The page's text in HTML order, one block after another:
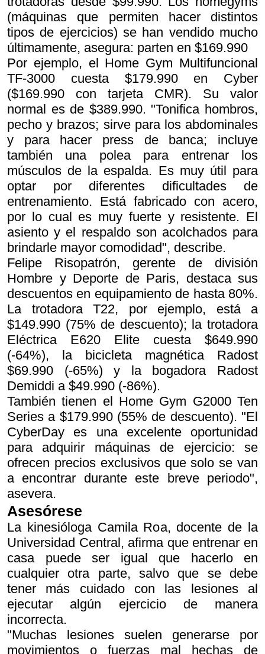
(máquinas que permiten hacer distintos
tipos de ejercicios) se han vendido mucho
últimamente, asegura: parten en $169.990
Por ejemplo, el Home Gym Multifuncional
TF-3000 cuesta $179.990 en Cyber
($169.990 con tarjeta CMR). Su valor
normal es de $389.990. "Tonifica hombros,
pecho y brazos; sirve para los abdominales
y para hacer press de banca; incluye
también una polea para entrenar los
músculos de la espalda. Es muy útil para
optar por diferentes dificultades de
entrenamiento. Está fabricado con acero,
por lo cual es muy fuerte y resistente. El
asiento y el respaldo son acolchados para
brindarle mayor comodidad", describe.
Felipe Risopatrón, gerente de división
Hombre y Deporte de Paris, destaca sus
descuentos en equipamiento de hasta 80%.
La trotadora T22, por ejemplo, está a
$149.990 (75% de descuento); la trotadora
Eléctrica E620 Elite cuesta $649.990
(-64%), la bicicleta magnética Radost
$69.990 (-65%) y la bogadora Radost
Demiddi a $49.990 (-86%).
También tienen el Home Gym G2000 Ten
Series a $179.990 (55% de descuento). "El
CyberDay es una excelente oportunidad
para adquirir máquinas de ejercicio: se
ofrecen precios exclusivos que solo se van
a encontrar durante este breve periodo",
asevera.
Asesórese
La kinesióloga Camila Roa, docente de la
Universidad Central, afirma que entrenar en
casa puede ser igual que hacerlo en
cualquier otra parte, salvo que se debe
tener más cuidado con las lesiones al
ejecutar algún ejercicio de manera
incorrecta.
"Muchas lesiones suelen generarse por
movimientos o fuerzas mal hechas de